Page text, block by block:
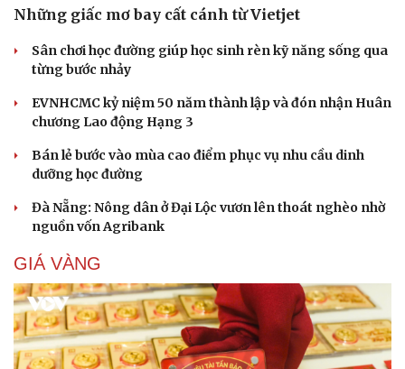
Những giấc mơ bay cất cánh từ Vietjet
Sân chơi học đường giúp học sinh rèn kỹ năng sống qua
từng bước nhảy
EVNHCMC kỷ niệm 50 năm thành lập và đón nhận Huân
chương Lao động Hạng 3
Bán lẻ bước vào mùa cao điểm phục vụ nhu cầu dinh
dưỡng học đường
Đà Nẵng: Nông dân ở Đại Lộc vươn lên thoát nghèo nhờ
nguồn vốn Agribank
GIÁ VÀNG